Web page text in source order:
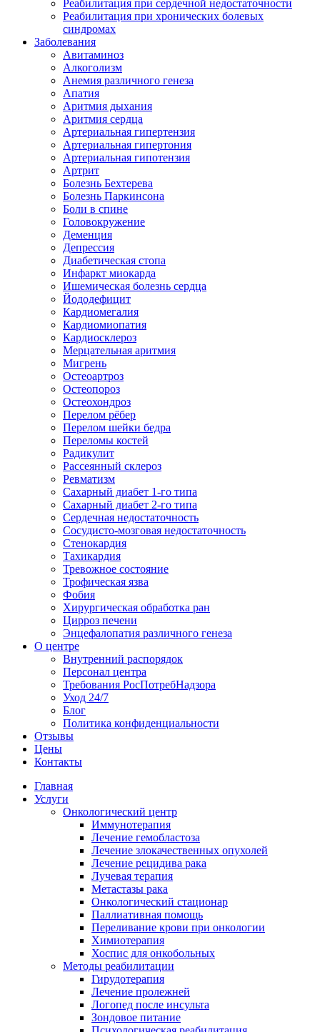
Реабилитация при сердечной недостаточности
Реабилитация при хронических болевых
синдромах
Заболевания
Авитаминоз
Алкоголизм
Анемия различного генеза
Апатия
Аритмия дыхания
Аритмия сердца
Артериальная гипертензия
Артериальная гипертония
Артериальная гипотензия
Артрит
Болезнь Бехтерева
Болезнь Паркинсона
Боли в спине
Головокружение
Деменция
Депрессия
Диабетическая стопа
Инфаркт миокарда
Ишемическая болезнь сердца
Йододефицит
Кардиомегалия
Кардиомиопатия
Кардиосклероз
Мерцательная аритмия
Мигрень
Остеоартроз
Остеопороз
Остеохондроз
Перелом рёбер
Перелом шейки бедра
Переломы костей
Радикулит
Рассеянный склероз
Ревматизм
Сахарный диабет 1-го типа
Сахарный диабет 2-го типа
Сердечная недостаточность
Сосудисто-мозговая недостаточность
Стенокардия
Тахикардия
Тревожное состояние
Трофическая язва
Фобия
Хирургическая обработка ран
Цирроз печени
Энцефалопатия различного генеза
О центре
Внутренний распорядок
Персонал центра
Требования РосПотребНадзора
Уход 24/7
Блог
Политика конфиденциальности
Отзывы
Цены
Контакты
Главная
Услуги
Онкологический центр
Иммунотерапия
Лечение гемобластоза
Лечение злокачественных опухолей
Лечение рецидива рака
Лучевая терапия
Метастазы рака
Онкологический стационар
Паллиативная помощь
Переливание крови при онкологии
Химиотерапия
Хоспис для онкобольных
Методы реабилитации
Гирудотерапия
Лечение пролежней
Логопед после инсульта
Зондовое питание